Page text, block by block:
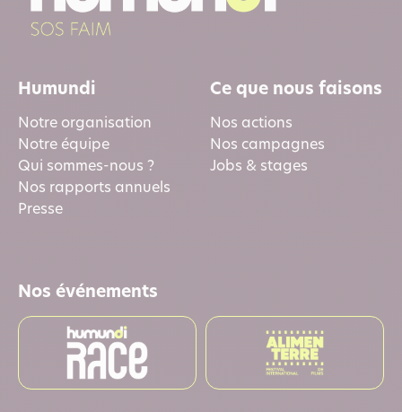
Humundi
Notre organisation
Notre équipe
Qui sommes-nous ?
Nos rapports annuels
Presse
Ce que nous faisons
Nos actions
Nos campagnes
Jobs & stages
Nos événements